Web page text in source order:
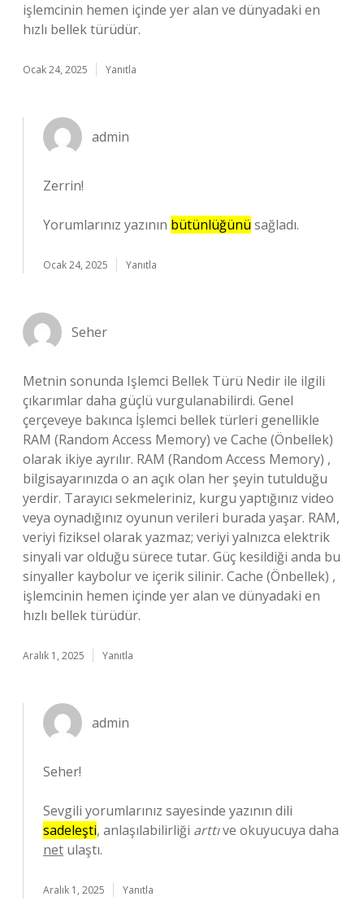
işlemcinin hemen içinde yer alan ve dünyadaki en
hızlı bellek türüdür.
Ocak 24, 2025 Yanıtla
admin
Zerrin!
Yorumlarınız yazının bütünlüğünü sağladı.
Ocak 24, 2025 Yanıtla
Seher
Metnin sonunda Işlemci Bellek Türü Nedir ile ilgili
çıkarımlar daha güçlü vurgulanabilirdi. Genel
çerçeveye bakınca İşlemci bellek türleri genellikle
RAM (Random Access Memory) ve Cache (Önbellek)
olarak ikiye ayrılır. RAM (Random Access Memory) ,
bilgisayarınızda o an açık olan her şeyin tutulduğu
yerdir. Tarayıcı sekmeleriniz, kurgu yaptığınız video
veya oynadığınız oyunun verileri burada yaşar. RAM,
veriyi fiziksel olarak yazmaz; veriyi yalnızca elektrik
sinyali var olduğu sürece tutar. Güç kesildiği anda bu
sinyaller kaybolur ve içerik silinir. Cache (Önbellek) ,
işlemcinin hemen içinde yer alan ve dünyadaki en
hızlı bellek türüdür.
Aralık 1, 2025 Yanıtla
admin
Seher!
Sevgili yorumlarınız sayesinde yazının dili
sadeleşti, anlaşılabilirliği arttıve okuyucuya daha
net ulaştı.
Aralık 1, 2025 Yanıtla